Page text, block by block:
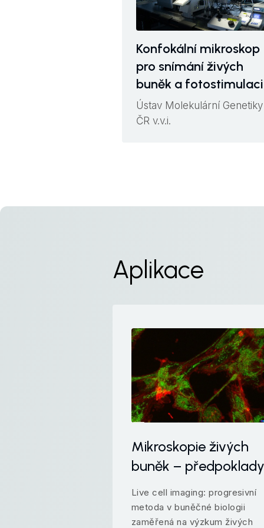
Konfokální mikroskop
pro snímání živých
buněk a fotostimulaci
Ústav Molekulární
ČR v.v.i.
Aplikace
Mikroskopie živých
buněk – předpoklady
Live cell imaging: progresivní
metoda v buněčné biologii
zaměřená na výzkum živých